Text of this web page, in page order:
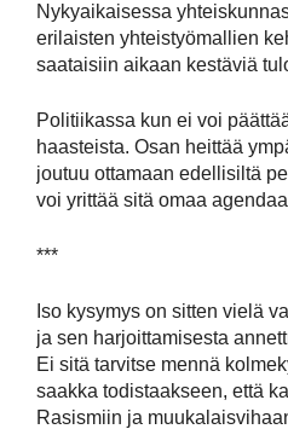
Nykyaikaisessa
erilaisten yhteistyömallien
saataisiin aikaan kestäviä
Politiikassa kun ei voi
haasteista. Osan heittää
joutuu ottamaan edellisiltä
voi yrittää sitä omaa
***
Iso kysymys on sitten vielä
ja sen harjoittamisesta
Ei sitä tarvitse mennä
saakka todistaakseen, että
Rasismiin ja